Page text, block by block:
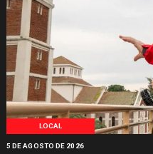
LOCAL
5 DE AGOSTO DE 2026